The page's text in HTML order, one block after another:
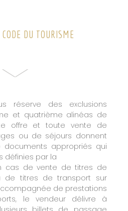
DU TOURISME
réserve des exclusions
et quatrième alinéas de
offre et toute vente de
ou de séjours donnent
appropriés qui
définies par la
cas de vente de titres de
de titres de transport sur
de prestations
le vendeur délivre à